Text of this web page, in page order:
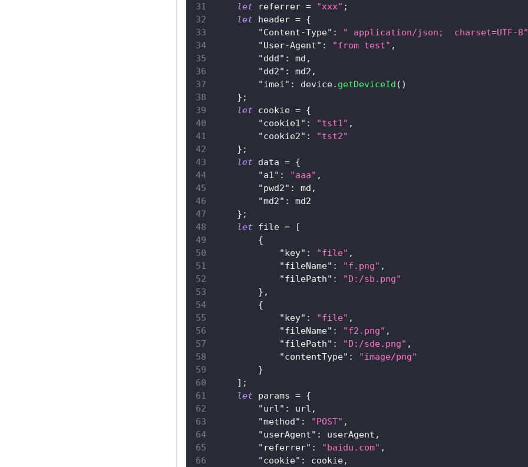
let referrer = "xxx" ;
let header = {
"Content-Type" :
" application/json;  charset=UTF-8"
"User-Agent" : "from test" ,
"ddd" : md ,
"dd2" : md2 ,
"imei" : device. getDeviceId ( )
} ;
let cookie = {
"cookie1" : "tst1" ,
"cookie2" :
"tst2"
} ;
let data = {
"a1" : "aaa" ,
"pwd2" : md ,
"md2" :
md2
} ;
let file =
[
{
"key" : "file" ,
"fileName" : "f.png" ,
"filePath" :
"D:/sb.png"
} ,
{
"key" : "file" ,
"fileName" : "f2.png" ,
"filePath" : "D:/sde.png" ,
"contentType" :
"image/png"
}
] ;
let params = {
"url" : url ,
"method" : "POST" ,
"userAgent" : userAgent ,
"referrer" : "baidu.com" ,
"cookie" : cookie,